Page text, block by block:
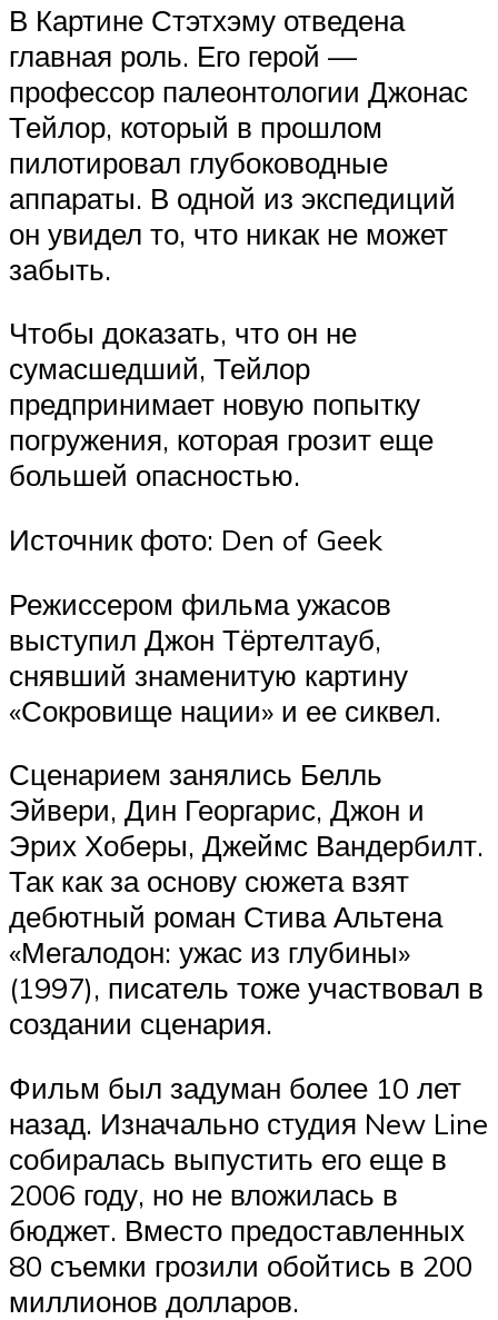
В Картине Стэтхэму отведена
главная роль. Его герой —
профессор палеонтологии Джонас
Тейлор, который в прошлом
пилотировал глубоководные
аппараты. В одной из экспедиций
он увидел то, что никак не может
забыть.
Чтобы доказать, что он не
сумасшедший, Тейлор
предпринимает новую попытку
погружения, которая грозит еще
большей опасностью.
Источник фото: Den of Geek
Режиссером фильма ужасов
выступил Джон Тёртелтауб,
снявший знаменитую картину
«Сокровище нации» и ее сиквел.
Сценарием занялись Белль
Эйвери, Дин Георгарис, Джон и
Эрих Хоберы, Джеймс Вандербилт.
Так как за основу сюжета взят
дебютный роман Стива Альтена
«Мегалодон: ужас из глубины»
(1997), писатель тоже участвовал в
создании сценария.
Фильм был задуман более 10 лет
назад. Изначально студия New Line
собиралась выпустить его еще в
2006 году, но не вложилась в
бюджет. Вместо предоставленных
80 съемки грозили обойтись в 200
миллионов долларов.